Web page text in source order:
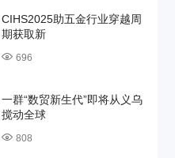
CIHS2025助五金行业穿越周
期获取新
696
一群“数贸新生代”即将从义乌
搅动全球
808